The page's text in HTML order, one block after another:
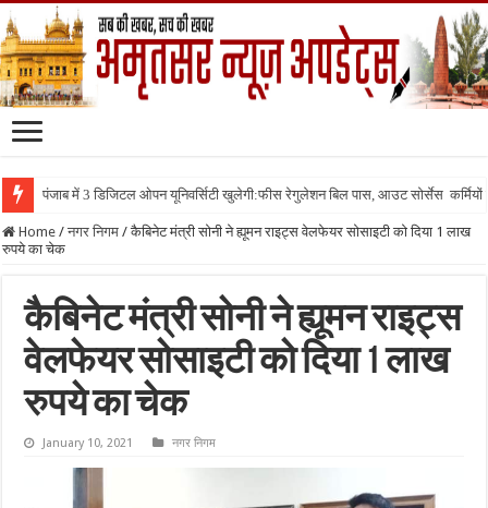
पंजाब में 3 डिजिटल ओपन यूनिवर्सिटी खुलेगी:फीस रेगुलेशन बिल पास, आउट सोर्सेस
Home / नगर निगम / कैबिनेट मंत्री सोनी ने ह्यूमन राइट्स वेलफेयर सोसाइटी को दिया 1 लाख
रुपये का चेक
कैबिनेट मंत्री सोनी ने ह्यूमन राइट्स
वेलफेयर सोसाइटी को दिया 1 लाख
रुपये का चेक
January 10, 2021 नगर निगम